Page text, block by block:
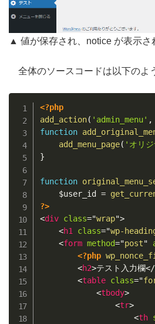
▲ 値が保存され、notice が表示さ
全体のソースコードは以下のよ
<?php
add_action( 'admin_menu' ,
function
add_menu_page( 'オリ
}
function
$user_id =
?>
<div class="wrap">
<h1 class="wp-
<form method="post"
<?php
<h2>テスト入力欄</
<table class="
<tbody>
<tr>
<th